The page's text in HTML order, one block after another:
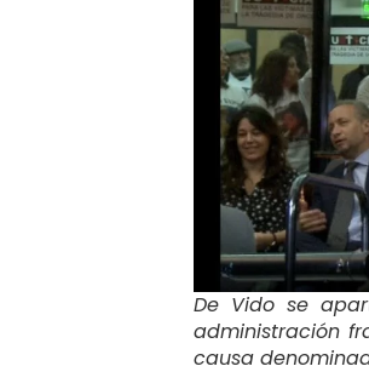
De Vido se
administración
causa